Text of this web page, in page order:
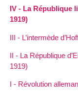
IV - La République
1919)
III - L’intermède
II - La République
1919)
I - Révolution